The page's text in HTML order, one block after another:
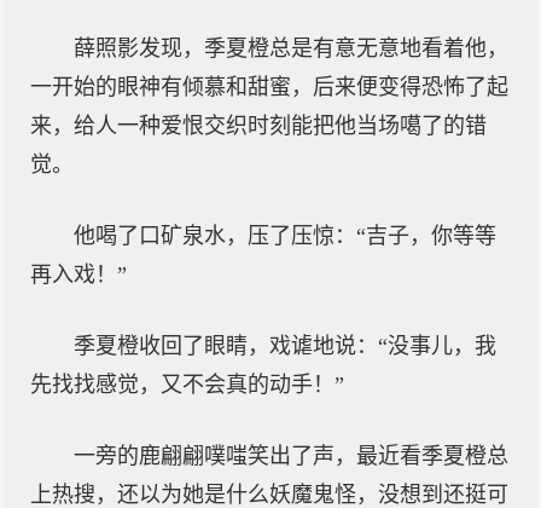
薛照影发现，季夏橙总是有意无意地看着他，
一开始的眼神有倾慕和甜蜜，后来便变得恐怖了起
来，给人一种爱恨交织时刻能把他当场噶了的错
觉。
他喝了口矿泉水，压了压惊：“吉子，你等等
再入戏！”
季夏橙收回了眼睛，戏谑地说：“没事儿，我
先找找感觉，又不会真的动手！”
一旁的鹿翩翩噗嗤笑出了声，最近看季夏橙总
上热搜，还以为她是什么妖魔鬼怪，没想到还挺可